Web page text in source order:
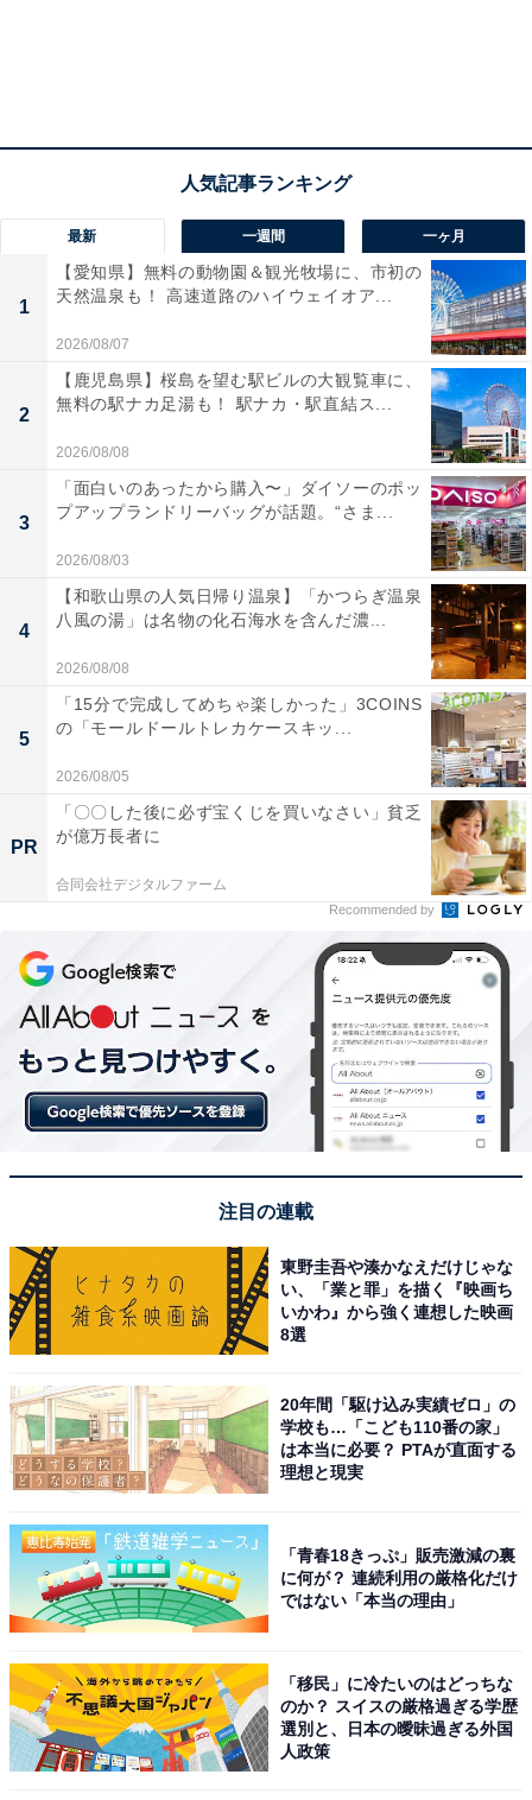
最新 一週間 一ヶ月
1
【愛知県】無料の動物園＆観光牧場に、市初の
天然温泉も！ 高速道路のハイウェイオア...
2026/08/07
2
【鹿児島県】桜島を望む駅ビルの大観覧車に、
無料の駅ナカ足湯も！ 駅ナカ・駅直結ス...
2026/08/08
3
「面白いのあったから購入〜」ダイソーのポッ
プアップランドリーバッグが話題。“さま...
2026/08/03
4
【和歌山県の人気日帰り温泉】「かつらぎ温泉
八風の湯」は名物の化石海水を含んだ濃...
2026/08/08
5
「15分で完成してめちゃ楽しかった」3COINS
の「モールドールトレカケースキッ...
2026/08/05
PR
「〇〇した後に必ず宝くじを買いなさい」貧乏
が億万長者に
合同会社デジタルファーム
Recommended by
注目の連載
東野圭吾や湊かなえだけじゃな
い、「業と罪」を描く『映画ち
いかわ』から強く連想した映画
8選
20年間「駆け込み実績ゼロ」の
学校も…「こども110番の家」
は本当に必要？ PTAが直面する
理想と現実
「青春18きっぷ」販売激減の裏
に何が？ 連続利用の厳格化だけ
ではない「本当の理由」
「移民」に冷たいのはどっちな
のか？ スイスの厳格過ぎる学歴
選別と、日本の曖昧過ぎる外国
人政策